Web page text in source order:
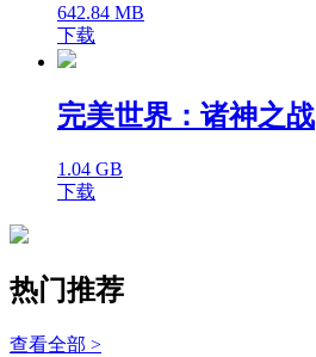
642.84 MB
下载
完美世界：诸神之战
1.04 GB
下载
热门推荐
查看全部 >